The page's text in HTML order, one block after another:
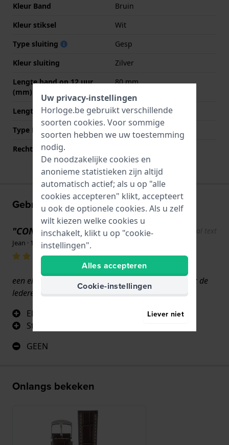
Kleur Band
Bruin
Kleur stiksel
Wit
Type sluiting
Gesp
Kleur sluiting
Zilver
Lengte band op 12 uur
(mm)
80 mm
Lengte band op 6 uur (mm) 120 mm
Type Bevestiging
Bandpennen
Rechte aanzet
Gebruikerservaringen
"CONFORME OORSPRONG" Show original text
Jean · 17 juni 2022
een elegant horloge dat een plezier is om te dragen; de
lederen band is van opmerkelijke kwaliteit.
Elegantie
Stevigheid
GEEN
Onlangs bekeken
Uw privacy-instellingen
Horloge.be gebruikt verschillende
soorten cookies. Voor sommige
soorten hebben we uw toestemming
nodig.
De noodzakelijke cookies en
anonieme statistieken zijn altijd
automatisch actief; als u op "alle
cookies accepteren" klikt, accepteert
u ook de optionele cookies. Als u zelf
wilt kiezen welke cookies u
inschakelt, klikt u op "cookie-
instellingen".
Alles accepteren
Cookie-instellingen
Liever niet